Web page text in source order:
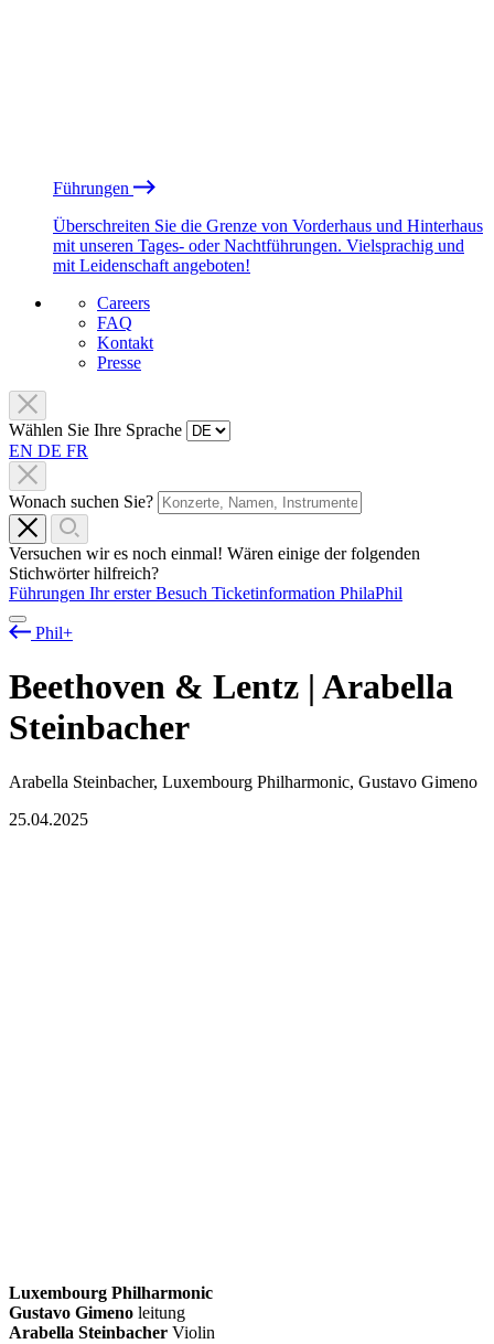
Führungen
Überschreiten Sie die Grenze von Vorderhaus und Hinterhaus
mit unseren Tages- oder Nachtführungen. Vielsprachig und
mit Leidenschaft angeboten!
Careers
FAQ
Kontakt
Presse
Wählen Sie Ihre Sprache
EN DE FR
Wonach suchen Sie?
Versuchen wir es noch einmal! Wären einige der folgenden
Stichwörter hilfreich?
Führungen Ihr erster Besuch Ticketinformation PhilaPhil
Phil+
Beethoven & Lentz | Arabella
Steinbacher
Arabella Steinbacher, Luxembourg Philharmonic, Gustavo Gimeno
25.04.2025
Luxembourg Philharmonic
Gustavo Gimeno leitung
Arabella Steinbacher Violin